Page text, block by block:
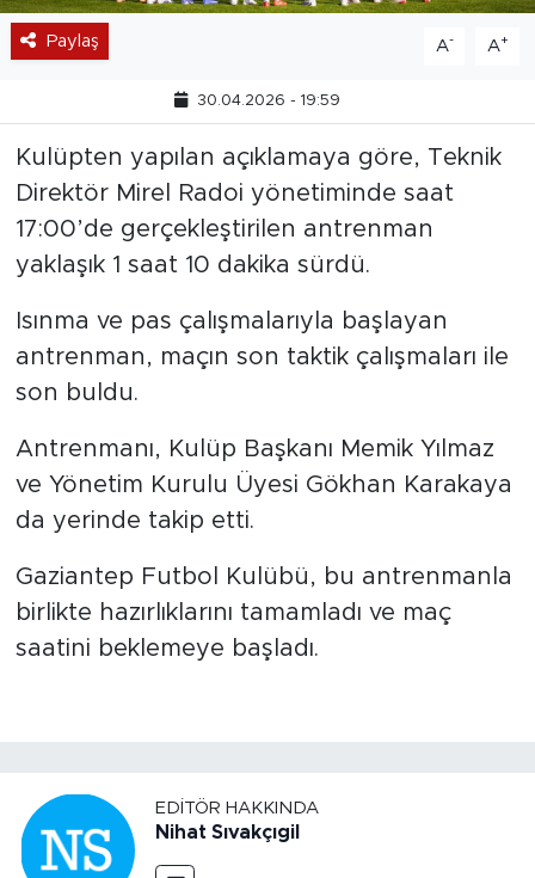
Paylaş A- A+
30.04.2026 - 19:59
Kulüpten yapılan açıklamaya göre, Teknik
Direktör Mirel Radoi yönetiminde saat
17:00’de gerçekleştirilen antrenman
yaklaşık 1 saat 10 dakika sürdü.
Isınma ve pas çalışmalarıyla başlayan
antrenman, maçın son taktik çalışmaları ile
son buldu.
Antrenmanı, Kulüp Başkanı Memik Yılmaz
ve Yönetim Kurulu Üyesi Gökhan Karakaya
da yerinde takip etti.
Gaziantep Futbol Kulübü, bu antrenmanla
birlikte hazırlıklarını tamamladı ve maç
saatini beklemeye başladı.
EDITÖR HAKKINDA
Nihat Sıvakçıgil